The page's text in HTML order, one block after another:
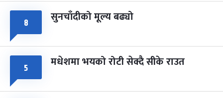
८ सुनचाँदीको मूल्य बढ्यो
५ मधेशमा भयको रोटी सेक्दै सीके राउत